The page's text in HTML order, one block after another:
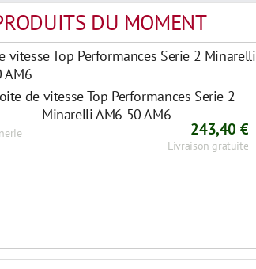
DU MOMENT
vitesse Top Performances Serie 2 Minarelli
AM6
243,40 €
Livraison gratuite